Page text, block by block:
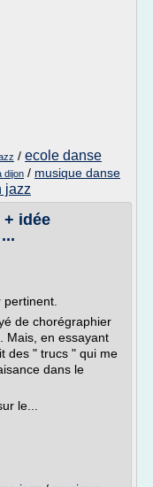
/ ecole danse
dijon / musique danse
jazz
+ idée
de chorégraphier
Mais, en essayant
des " trucs " qui me
dans le
le...